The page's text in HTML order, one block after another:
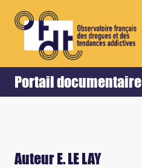
Portail documentaire
Accueil Retour
Auteur E. LE LAY